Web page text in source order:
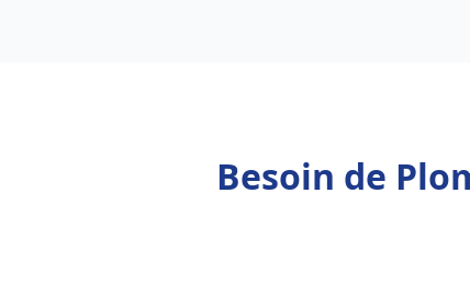
Besoin de